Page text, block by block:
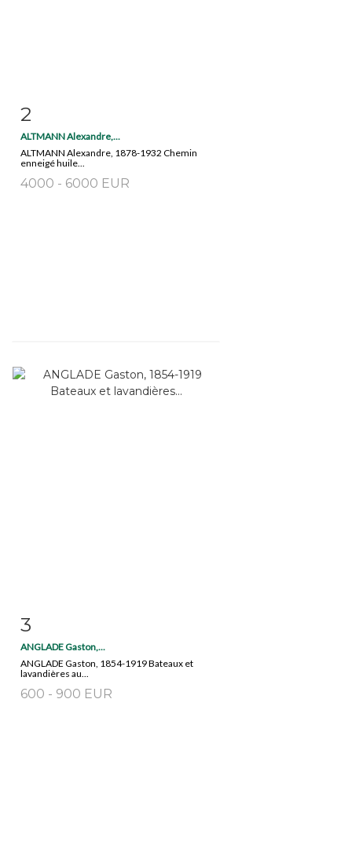
Fiche détaillée
2
ALTMANN Alexandre,...
ALTMANN Alexandre, 1878-1932 Chemin
enneigé huile...
4000 - 6000 EUR
3
ANGLADE Gaston,...
ANGLADE Gaston, 1854-1919 Bateaux et
lavandières au...
600 - 900 EUR